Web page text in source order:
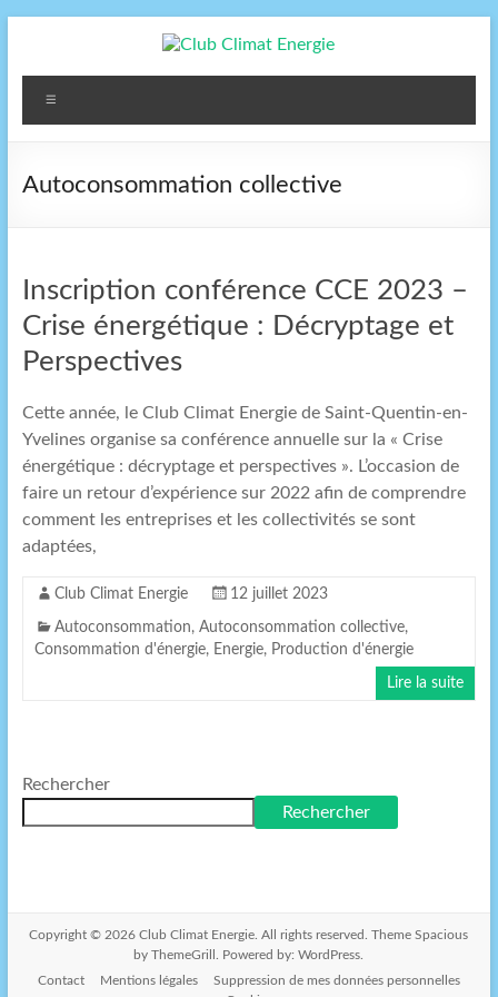
Club
Climat
Energie
Saint
Quentin
Yvelines,
Autoconsommation collective
Inscription conférence CCE 2023 –
Crise énergétique : Décryptage et
Perspectives
Cette année, le Club Climat Energie de Saint-Quentin-en-
Yvelines organise sa conférence annuelle sur la « Crise
énergétique : décryptage et perspectives ». L’occasion de
faire un retour d’expérience sur 2022 afin de comprendre
comment les entreprises et les collectivités se sont
adaptées,
Club Climat Energie 12 juillet 2023
Autoconsommation, Autoconsommation collective,
Consommation d'énergie, Energie, Production d'énergie
Lire la suite
Rechercher
Rechercher
Copyright © 2026Club Climat Energie . All rights reserved. ThemeSpacious
by ThemeGrill. Powered by:WordPress
Contact
Mentions légales
Suppression de mes données personnelles